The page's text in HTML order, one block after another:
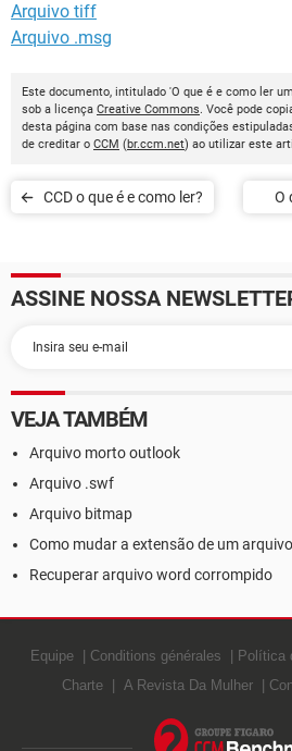
Arquivo tiff
Arquivo .msg
Este documento, intitulado 'O que é e como ler
sob a licença Creative Commons. Você pode
desta página com base nas condições
de creditar o CCM (br.ccm.net) ao utilizar este
CCD o que é e como ler?
O
ASSINE NOSSA
VEJA TAMBÉM
Arquivo morto outlook
Arquivo .swf
Arquivo bitmap
Como mudar a extensão de um arquivo
Recuperar arquivo word corrompido
Equipe Conditions générales Política
Charte
A Revista Da Mulher